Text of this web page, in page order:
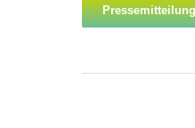
Pressemitteilung